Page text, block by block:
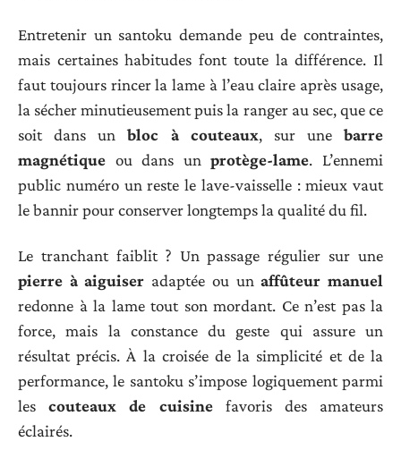
Entretenir un santoku demande peu de contraintes,
mais certaines habitudes font toute la différence. Il
faut toujours rincer la lame à l’eau claire après usage,
la sécher minutieusement puis la ranger au sec, que ce
soit dans unbloc à couteaux, sur une barre
magnétique ou dans unprotège-lame. L’ennemi
public numéro un reste le lave-vaisselle : mieux vaut
le bannir pour conserver longtemps la qualité du fil.
Le tranchant faiblit ? Un passage régulier sur une
pierre à aiguiser adaptée ou unaffûteur manuel
redonne à la lame tout son mordant. Ce n’est pas la
force, mais la constance du geste qui assure un
résultat précis. À la croisée de la simplicité et de la
performance, le santoku s’impose logiquement parmi
lescouteaux de cuisinefavoris des amateurs
éclairés.